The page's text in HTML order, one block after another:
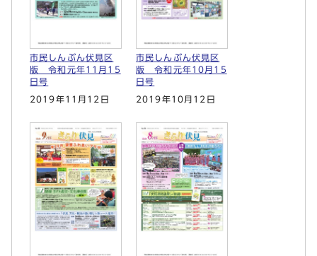
市民しんぶん伏見区
版 令和元年11月15
日号
2019年11月12日
市民しんぶん伏見区
版 令和元年10月15
日号
2019年10月12日